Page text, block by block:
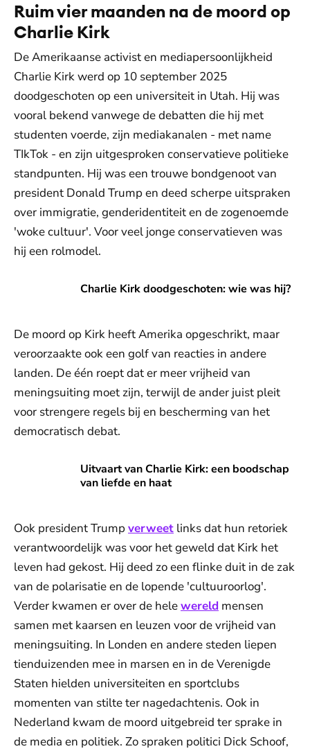
Ruim vier maanden na de moord op
Charlie Kirk
De Amerikaanse activist en mediapersoonlijkheid
Charlie Kirk werd op 10 september 2025
doodgeschoten op een universiteit in Utah. Hij was
vooral bekend vanwege de debatten die hij met
studenten voerde, zijn mediakanalen - met name
TIkTok - en zijn uitgesproken conservatieve politieke
standpunten. Hij was een trouwe bondgenoot van
president Donald Trump en deed scherpe uitspraken
over immigratie, genderidentiteit en de zogenoemde
'woke cultuur'. Voor veel jonge conservatieven was
hij een rolmodel.
Charlie Kirk doodgeschoten: wie was hij?
Charlie Kirk doodgeschoten: wie was hij?
De moord op Kirk heeft Amerika opgeschrikt, maar
veroorzaakte ook een golf van reacties in andere
landen. De één roept dat er meer vrijheid van
meningsuiting moet zijn, terwijl de ander juist pleit
voor strengere regels bij en bescherming van het
democratisch debat.
Uitvaart van Charlie Kirk: een boodschap
van liefde en haat
Uitvaart van Charlie Kirk: een boodschap van liefde en haat
Ook president Trump verweet links dat hun retoriek
verantwoordelijk was voor het geweld dat Kirk het
leven had gekost. Hij deed zo een flinke duit in de zak
van de polarisatie en de lopende 'cultuuroorlog'.
Verder kwamen er over de helewereld mensen
samen met kaarsen en leuzen voor de vrijheid van
meningsuiting. In Londen en andere steden liepen
tienduizenden mee in marsen en in de Verenigde
Staten hielden universiteiten en sportclubs
momenten van stilte ter nagedachtenis. Ook in
Nederland kwam de moord uitgebreid ter sprake in
de media en politiek. Zo spraken politici Dick Schoof,